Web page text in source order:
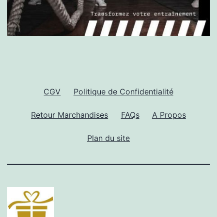
CGV Politique de Confidentialité
Retour Marchandises FAQs A Propos
Plan du site